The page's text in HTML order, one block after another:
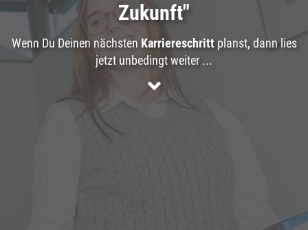
Zukunft"
Wenn Du Deinen nächsten Karriereschrittplanst, dann lies
jetzt unbedingt weiter ...